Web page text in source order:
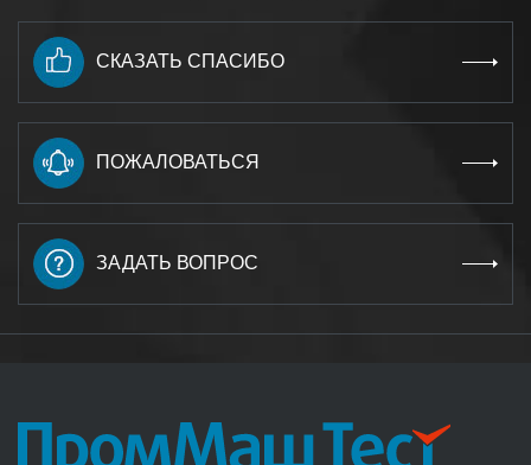
СКАЗАТЬ СПАСИБО
ПОЖАЛОВАТЬСЯ
ЗАДАТЬ ВОПРОС